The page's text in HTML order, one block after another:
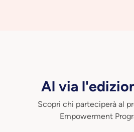
Al via
Scopri chi parteciperà al
Empowerment